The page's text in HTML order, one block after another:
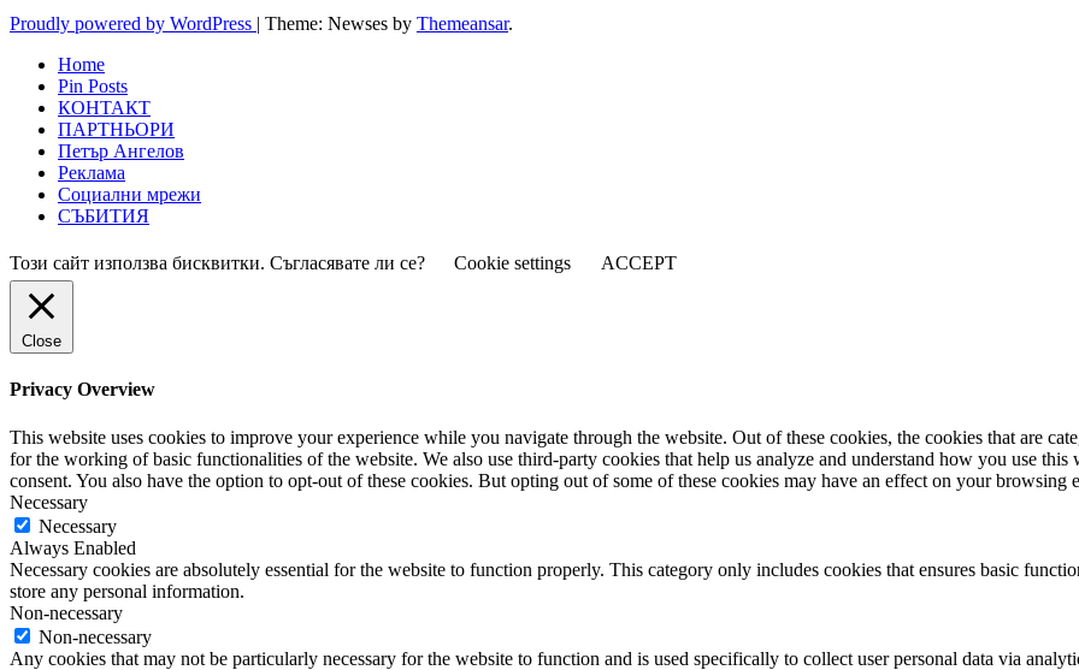
Proudly powered by WordPress | Theme: Newses by Themeansar.
Home
Pin Posts
КОНТАКТ
ПАРТНЬОРИ
Петър Ангелов
Реклама
Социални мрежи
СЪБИТИЯ
Този сайт използва бисквитки. Съгласявате ли се? Cookie settings ACCEPT
Close
Privacy Overview
This website uses cookies to improve your experience while you navigate through the website. Out of these cookies, the cookies that are
for the working of basic functionalities of the website. We also use third-party cookies that help us analyze and understand how you use
consent. You also have the option to opt-out of these cookies. But opting out of some of these cookies may have an effect on your browsing
Necessary
Necessary
Always Enabled
Necessary cookies are absolutely essential for the website to function properly. This category only includes cookies that ensures basic
store any personal information.
Non-necessary
Non-necessary
Any cookies that may not be particularly necessary for the website to function and is used specifically to collect user personal data via